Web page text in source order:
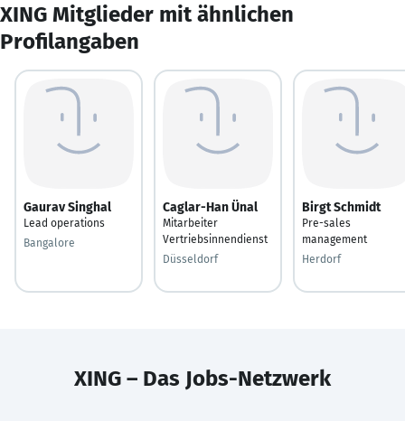
XING Mitglieder mit ähnlichen
Profilangaben
Gaurav Singhal
Lead operations
Bangalore
Caglar-Han Ünal
Mitarbeiter
Vertriebsinnendienst
Düsseldorf
Birgt Schmidt
Pre-sales
management
Herdorf
XING – Das Jobs-Netzwerk